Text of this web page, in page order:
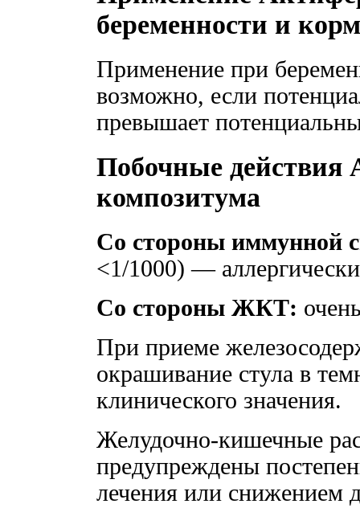
беременности и
Применение при
возможно, если
превышает
Побочные действия
композитума
Со стороны иммунной
<1/1000) —
Со стороны ЖКТ:
При приеме
окрашивание стула в
клинического значения.
Желудочно-кишечные
предупреждены
лечения или снижением